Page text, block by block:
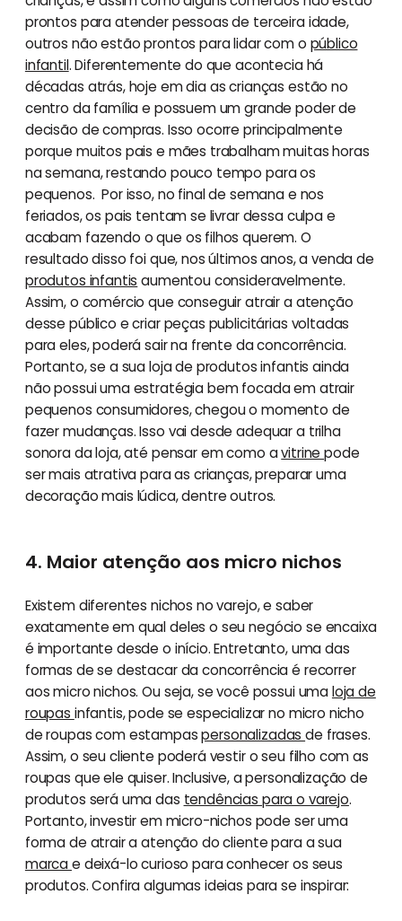
prontos para atender pessoas de terceira idade,
outros não estão prontos para lidar com o público
infantil. Diferentemente do que acontecia há
décadas atrás, hoje em dia as crianças estão no
centro da família e possuem um grande poder de
decisão de compras. Isso ocorre principalmente
porque muitos pais e mães trabalham muitas horas
na semana, restando pouco tempo para os
pequenos. Por isso, no final de semana e nos
feriados, os pais tentam se livrar dessa culpa e
acabam fazendo o que os filhos querem. O
resultado disso foi que, nos últimos anos, a venda de
produtos infantis aumentou consideravelmente.
Assim, o comércio que conseguir atrair a atenção
desse público e criar peças publicitárias voltadas
para eles, poderá sair na frente da concorrência.
Portanto, se a sua loja de produtos infantis ainda
não possui uma estratégia bem focada em atrair
pequenos consumidores, chegou o momento de
fazer mudanças. Isso vai desde adequar a trilha
sonora da loja, até pensar em como avitrinepode
ser mais atrativa para as crianças, preparar uma
decoração mais lúdica, dentre outros.
4. Maior atenção aos micro nichos
Existem diferentes nichos no varejo, e saber
exatamente em qual deles o seu negócio se encaixa
é importante desde o início. Entretanto, uma das
formas de se destacar da concorrência é recorrer
aos micro nichos. Ou seja, se você possui umaloja de
roupas infantis, pode se especializar no micro nicho
de roupas com estampaspersonalizadasde frases.
Assim, o seu cliente poderá vestir o seu filho com as
roupas que ele quiser. Inclusive, a personalização de
produtos será uma das tendências para o varejo.
Portanto, investir em micro-nichos pode ser uma
forma de atrair a atenção do cliente para a sua
marcae deixá-lo curioso para conhecer os seus
produtos. Confira algumas ideias para se inspirar: